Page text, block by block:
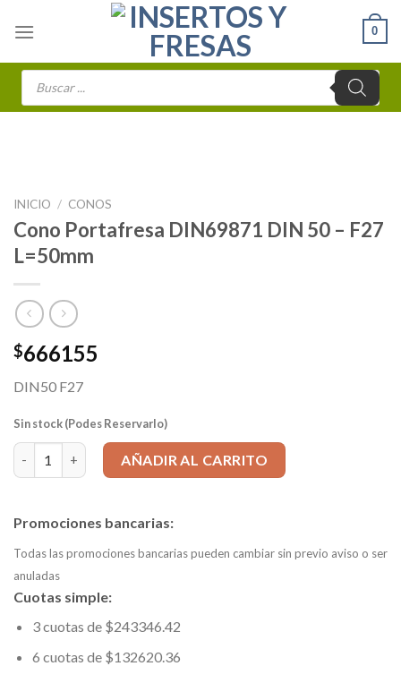
0
Búsqueda
INICIO / CONOS
Cono Portafresa DIN69871 DIN 50 – F27
L=50mm
$666155
DIN50 F27
Sin stock (Podes Reservarlo)
Cono Portafresa DIN69871 DIN 50 - F27 L=50mm cantidad
AÑADIR AL CARRITO
Promociones bancarias:
Todas las promociones bancarias pueden cambiar sin previo aviso o ser
anuladas
Cuotas simple:
3 cuotas de $243346.42
6 cuotas de $132620.36